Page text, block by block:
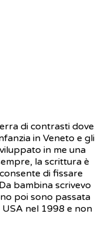
di contrasti dove
in Veneto e gli
in me una
la scrittura è
di fissare
bambina scrivevo
poi sono passata
nel 1998 e non